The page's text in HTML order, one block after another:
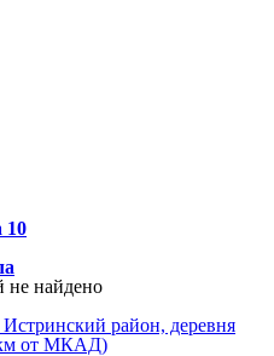
10
не найдено
район, деревня
от МКАД)